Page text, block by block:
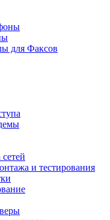
для Факсов
и тестирования